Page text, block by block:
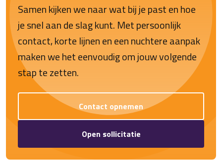
Samen kijken we naar wat bij je past en hoe
je snel aan de slag kunt. Met persoonlijk
contact, korte lijnen en een nuchtere aanpak
maken we het eenvoudig om jouw volgende
stap te zetten.
Contact opnemen
Open sollicitatie